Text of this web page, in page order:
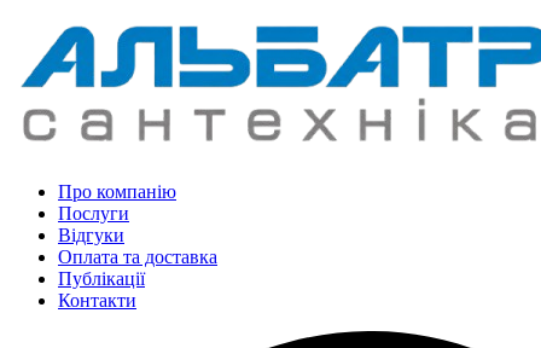
Про компанію
Послуги
Відгуки
Оплата та доставка
Публікації
Контакти